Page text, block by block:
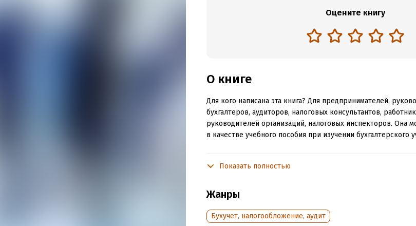
Оцените книгу
О книге
Для кого написана эта книга? Для предпринимателей,
бухгалтеров, аудиторов, налоговых консультантов,
руководителей организаций, налоговых инспекторов. Она
в качестве учебного пособия при изучении бухгалтерского
Почему важно прочитать книгу?
• Она рассказывает о серьезных ситуациях и проблемах
Показать полностью
Жанры
Бухучет, налогообложение, аудит